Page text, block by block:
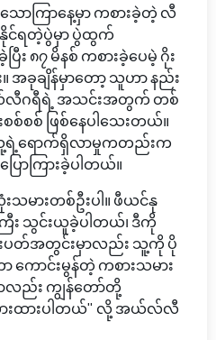
ာကြာနေ့မှာ ကစားခဲ့တဲ့ လီ
နိုင်ရတဲ့ပွဲမှာ ပွဲထွက်
ြီး ၈၇ မိနစ် ကစားခဲ့ပေမဲ့ ဂိုး
အခုချိန်မှာတော့ သူဟာ နည်း
လီဂရီရဲ့ အသင်းအတွက် တစ်
စစ် ဖြစ်နေပါသေးတယ်။
ရောက်ရှိလာမှုကတည်းက
ောကြားခဲ့ပါတယ်။
မားတစ်ဦးပါ။ ဖီယင်နု
ြီး သွင်းယူခဲ့ပါတယ်၊ ဒီကို
းပတ်အတွင်းမှာလည်း သူ့ကို ပို
ကောင်းမွန်တဲ့ ကစားသမား
ာလည်း ကျွန်တော်တို့
ထားထားပါတယ်" လို့ အယ်လ်လီ